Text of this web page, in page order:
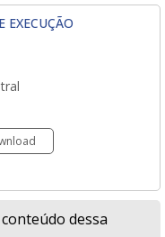
EXECUÇÃO
dessa